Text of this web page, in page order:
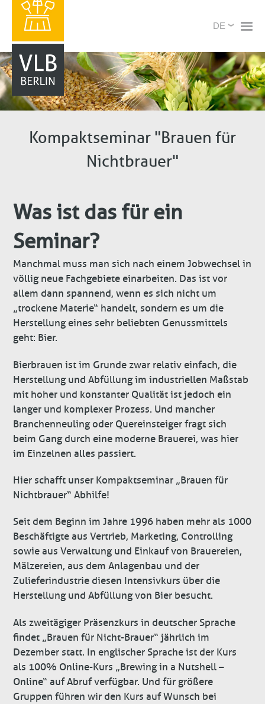
Inhalt
X
Select
Kompaktseminar "Brauen für
Nichtbrauer"
Was ist das für ein
Seminar?
Manchmal muss man sich nach einem Jobwechsel in
völlig neue Fachgebiete einarbeiten. Das ist vor
allem dann spannend, wenn es sich nicht um
„trockene Materie“ handelt, sondern es um die
Herstellung eines sehr beliebten Genussmittels
geht: Bier.
Bierbrauen ist im Grunde zwar relativ einfach, die
Herstellung und Abfüllung im industriellen Maßstab
mit hoher und konstanter Qualität ist jedoch ein
langer und komplexer Prozess. Und mancher
Branchenneuling oder Quereinsteiger fragt sich
beim Gang durch eine moderne Brauerei, was hier
im Einzelnen alles passiert.
Hier schafft unser Kompaktseminar „Brauen für
Nichtbrauer“ Abhilfe!
Seit dem Beginn im Jahre 1996 haben mehr als 1000
Beschäftigte aus Vertrieb, Marketing, Controlling
sowie aus Verwaltung und Einkauf von Brauereien,
Mälzereien, aus dem Anlagenbau und der
Zulieferindustrie diesen Intensivkurs über die
Herstellung und Abfüllung von Bier besucht.
Als zweitägiger Präsenzkurs in deutscher Sprache
findet „Brauen für Nicht-Brauer“ jährlich im
Dezember statt. In englischer Sprache ist der Kurs
als 100% Online-Kurs „Brewing in a Nutshell –
Online“ auf Abruf verfügbar. Und für größere
Gruppen führen wir den Kurs auf Wunsch bei